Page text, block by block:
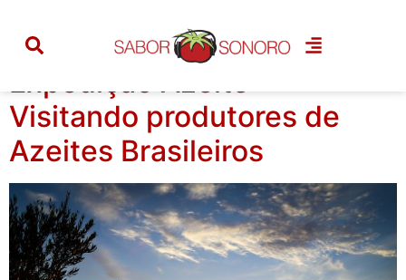
Tag: viagens
Expedição Azeite –
Visitando produtores de
Azeites Brasileiros